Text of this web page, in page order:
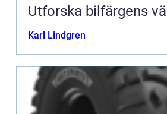
Utforska bilfärgens
Karl Lindgren